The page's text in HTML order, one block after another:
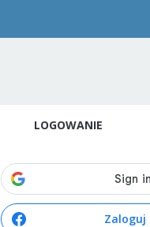
LOGOWANIE
Zaloguj